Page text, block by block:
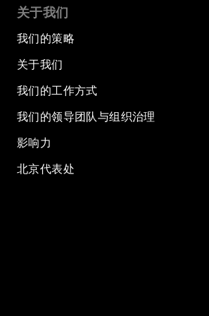
关于我们
我们的策略
关于我们
我们的工作方式
我们的领导团队与组织治理
影响力
北京代表处